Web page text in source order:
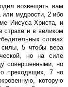
возвещать вам
или мудрости, 2 ибо
Иисуса Христа, и
страхе и в великом
словах
силы, 5 чтобы вера
но на силе
совершенными, но
преходящих, 7 но
которую